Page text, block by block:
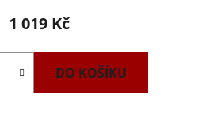
1 019 Kč
DO KOŠÍKU